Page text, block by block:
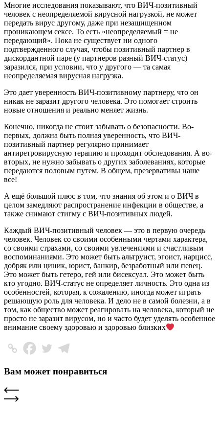
Многие исследования показывают, что ВИЧ-позитивный
человек с неопределяемой вирусной нагрузкой, не может
передать вирус другому, даже при незащищенном
проникающем сексе. То есть «неопределяемый = не
передающий». Пока не существует ни одного
подтвержденного случая, чтобы позитивный партнер в
дискордантной паре (у партнеров разный ВИЧ-статус)
заразился, при условии, что у другого — та самая
неопределяемая вирусная нагрузка.
Это дает уверенность ВИЧ-позитивному партнеру, что он
никак не заразит другого человека. Это помогает строить
новые отношения и реально меняет жизнь.
Конечно, никогда не стоит забывать о безопасности. Во-
первых, должна быть полная уверенность, что ВИЧ-
позитивный партнер регулярно принимает
антиретровирусную терапию и проходит обследования. А во-
вторых, не нужно забывать о других заболеваниях, которые
передаются половым путем. В общем, презервативы наше
все!
А ещё большой плюс в том, что знания об этом и о ВИЧ в
целом замедляют распространение инфекции в обществе, а
также снимают стигму с ВИЧ-позитивных людей.
Каждый ВИЧ-позитивный человек — это в первую очередь
человек. Человек со своими особенными чертами характера,
со своими страхами, со своими увлечениями и счастливым
воспоминаниями. Это может быть альтруист, эгоист, нарцисс,
добряк или циник, юрист, банкир, безработный или певец.
Это может быть гетеро, гей или бисексуал. Это может быть
кто угодно. ВИЧ-статус не определяет личность. Это одна из
особенностей, которая, к сожалению, иногда может играть
решающую роль для человека. И дело не в самой болезни, а в
том, как общество может реагировать на человека, который не
просто не заразит вирусом, но и часто будет уделять особенное
внимание своему здоровью и здоровью близких
Вам может понравиться